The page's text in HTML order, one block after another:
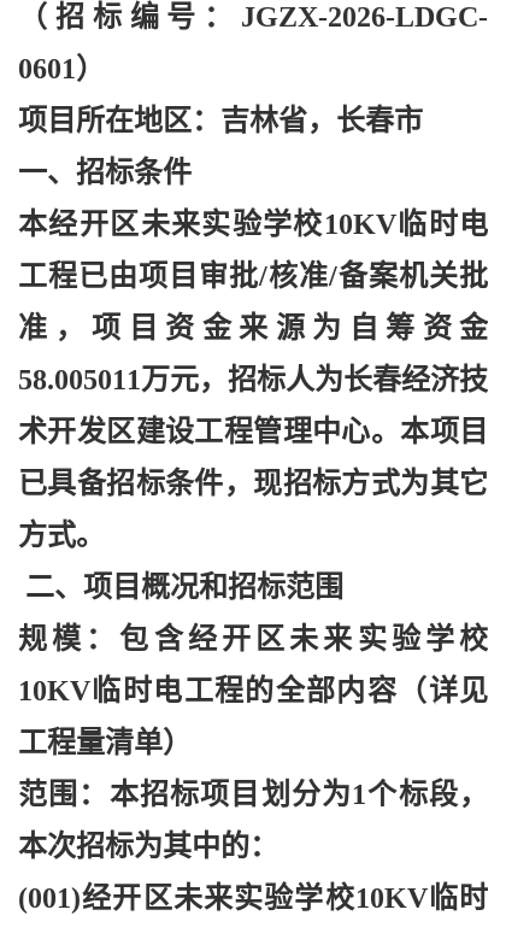
（招标编号： JGZX-2026-LDGC-
0601）
项目所在地区：吉林省，长春市
一、招标条件
本经开区未来实验学校10KV临时电
工程已由项目审批/核准/备案机关批
准，项目资金来源为自筹资金
58.005011万元，招标人为长春经济技
术开发区建设工程管理中心。本项目
已具备招标条件，现招标方式为其它
方式。
二、项目概况和招标范围
规模：包含经开区未来实验学校
10KV临时电工程的全部内容（详见
工程量清单）
范围：本招标项目划分为1个标段，
本次招标为其中的：
(001)经开区未来实验学校10KV临时